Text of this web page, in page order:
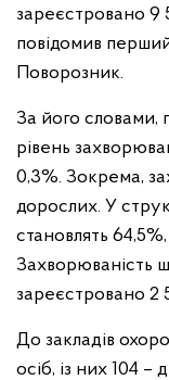
зареєстровано 9
повідомив
Поворозник.
За його словами,
рівень
0,3%. Зокрема,
дорослих. У
становлять
Захворюваність
зареєстровано 2
До закладів
осіб, із них 104 –